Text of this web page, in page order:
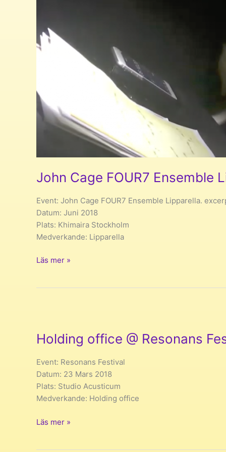
John Cage FOUR7 Ensemble
Event: John Cage FOUR7 Ensemble Lipparella.
Datum: Juni 2018
Plats: Khimaira Stockholm
Medverkande: Lipparella
John
Juni
2018
Läs mer »
Holding office @ Resonans
Event: Resonans Festival
Datum: 23 Mars 2018
Plats: Studio Acusticum
Medverkande: Holding office
Holding
Läs mer »